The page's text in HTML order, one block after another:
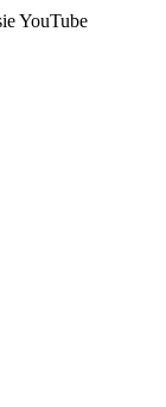
YouTube